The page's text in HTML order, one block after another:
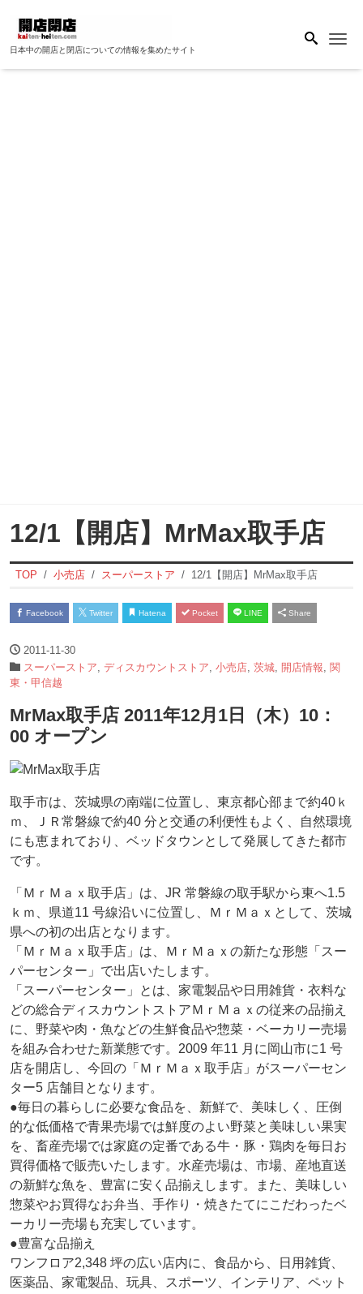
日本中の開店と閉店についての情報を集めたサイト
12/1【開店】MrMax取手店
TOP 小売店 スーパーストア 12/1【開店】MrMax取手店
Facebook Twitter Hatena Pocket LINE Share
2011-11-30
スーパーストア ディスカウントストア 小売店 茨城 開店情報 関
東・甲信越
MrMax取手店 2011年12月1日（木）10：
00 オープン
取手市は、茨城県の南端に位置し、東京都心部まで約40ｋ
ｍ、ＪＲ常磐線で約40 分と交通の利便性もよく、自然環境
にも恵まれており、ベッドタウンとして発展してきた都市
です。
「ＭｒＭａｘ取手店」は、JR 常磐線の取手駅から東へ1.5
ｋｍ、県道11 号線沿いに位置し、ＭｒＭａｘとして、茨城
県への初の出店となります。
「ＭｒＭａｘ取手店」は、ＭｒＭａｘの新たな形態「スー
パーセンター」で出店いたします。
「スーパーセンター」とは、家電製品や日用雑貨・衣料な
どの総合ディスカウントストアＭｒＭａｘの従来の品揃え
に、野菜や肉・魚などの生鮮食品や惣菜・ベーカリー売場
を組み合わせた新業態です。2009 年11 月に岡山市に1 号
店を開店し、今回の「ＭｒＭａｘ取手店」がスーパーセン
ター5 店舗目となります。
●毎日の暮らしに必要な食品を、新鮮で、美味しく、圧倒
的な低価格で青果売場では鮮度のよい野菜と美味しい果実
を、畜産売場では家庭の定番である牛・豚・鶏肉を毎日お
買得価格で販売いたします。水産売場は、市場、産地直送
の新鮮な魚を、豊富に安く品揃えします。また、美味しい
惣菜やお買得なお弁当、手作り・焼きたてにこだわったベ
ーカリー売場も充実しています。
●豊富な品揃え
ワンフロア2,348 坪の広い店内に、食品から、日用雑貨、
医薬品、家電製品、玩具、スポーツ、インテリア、ペット